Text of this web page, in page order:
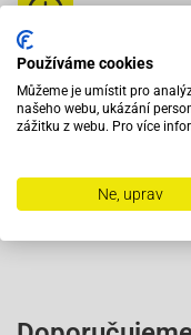
Používáme cookies
Můžeme je umístit pro
našeho webu, ukázání
zážitku z webu. Pro více
Ne, uprav